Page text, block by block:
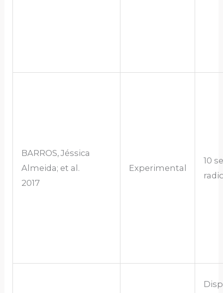
BARROS, Jéssica
Almeida; et al.
2017
Experimental
10